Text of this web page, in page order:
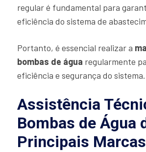
regular é fundamental para
eficiência do sistema de
Portanto, é essencial realizar a
bombas de água regularmente
eficiência e segurança do sistema.
Assistência
Bombas de Água
Principais Marcas